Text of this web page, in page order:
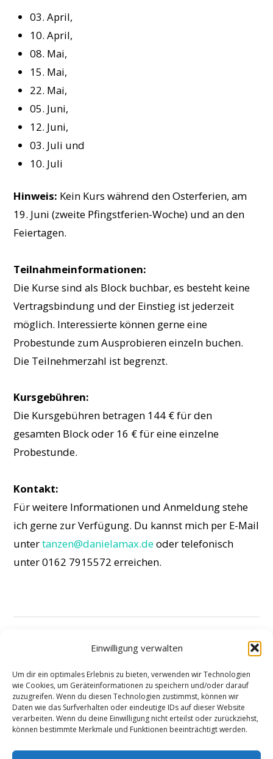
Einwilligung verwalten
Um dir ein optimales Erlebnis zu bieten, verwenden wir Technologien
wie Cookies, um Geräteinformationen zu speichern und/oder darauf
zuzugreifen. Wenn du diesen Technologien zustimmst, können wir
Daten wie das Surfverhalten oder eindeutige IDs auf dieser Website
verarbeiten. Wenn du deine Einwilligung nicht erteilst oder zurückziehst,
können bestimmte Merkmale und Funktionen beeinträchtigt werden.
03. April,
10. April,
08. Mai,
15. Mai,
22. Mai,
05. Juni,
12. Juni,
03. Juli und
10. Juli
Hinweis: Kein Kurs während den Osterferien, am
19. Juni (zweite Pfingstferien-Woche) und an den
Feiertagen.
Teilnahmeinformationen:
Die Kurse sind als Block buchbar, es besteht keine
Vertragsbindung und der Einstieg ist jederzeit
möglich. Interessierte können gerne eine
Probestunde zum Ausprobieren einzeln buchen.
Die Teilnehmerzahl ist begrenzt.
Kursgebühren:
Die Kursgebühren betragen 144 € für den
gesamten Block oder 16 € für eine einzelne
Probestunde.
Kontakt:
Für weitere Informationen und Anmeldung stehe
ich gerne zur Verfügung. Du kannst mich per E-Mail
untertanzen@danielamax.deoder telefonisch
unter 0162 7915572 erreichen.
Floorwork Intensive (10-Wochen-Kurs)
Mittelstufe